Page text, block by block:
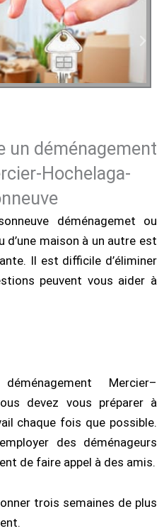
un déménagement
Hochelaga-
déménagemet ou
d’une maison à un autre est
Il est difficile d’éliminer
peuvent vous aider à
Mercier–
devez vous préparer à
chaque fois que possible.
des déménageurs
de faire appel à des amis.
trois semaines de plus